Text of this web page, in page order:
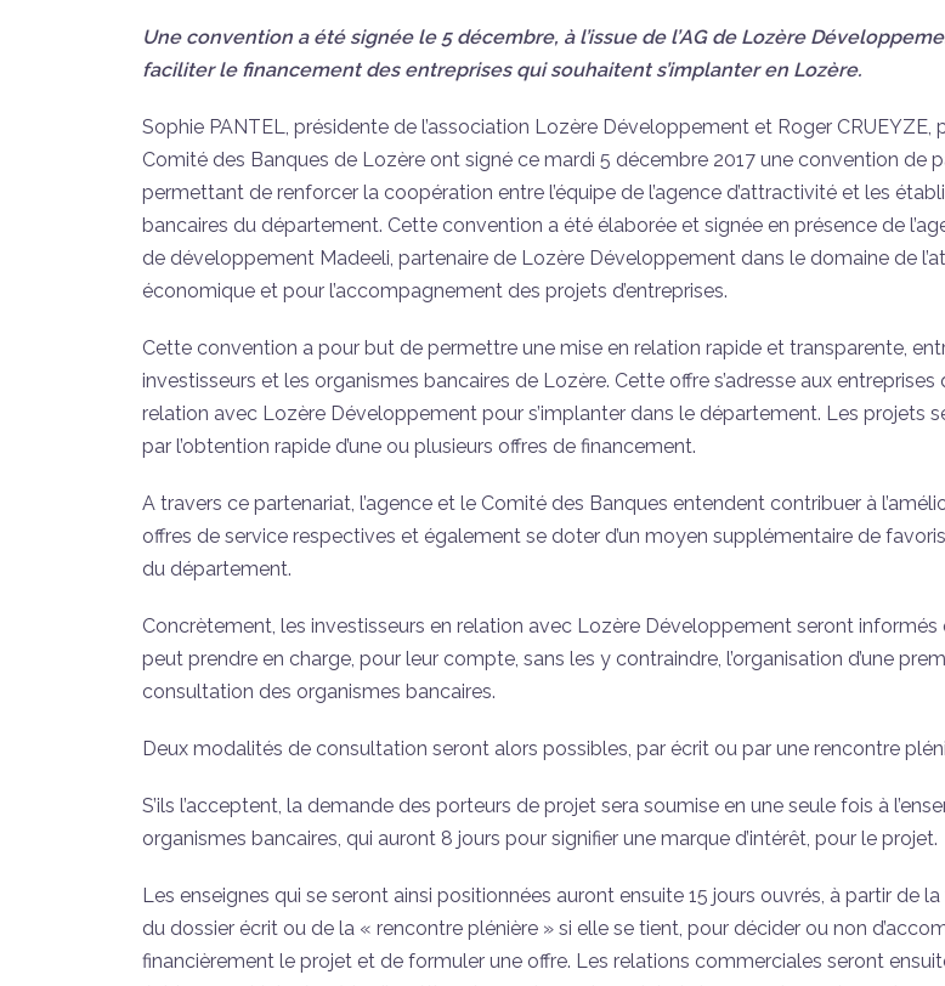
Une convention a été signée le 5 décembre, à l’issue de l’AG de Lozère
faciliter le financement des entreprises qui souhaitent s’implanter en Lozère.
Sophie PANTEL, présidente de l’association Lozère Développement et Roger CRUEYZE,
Comité des Banques de Lozère ont signé ce mardi 5 décembre 2017 une convention de
permettant de renforcer la coopération entre l’équipe de l’agence d’attractivité et les
bancaires du département. Cette convention a été élaborée et signée en présence de
de développement Madeeli, partenaire de Lozère Développement dans le domaine de
économique et pour l’accompagnement des projets d’entreprises.
Cette convention a pour but de permettre une mise en relation rapide et transparente,
investisseurs et les organismes bancaires de Lozère. Cette offre s’adresse aux entreprises
relation avec Lozère Développement pour s’implanter dans le département. Les projets
par l’obtention rapide d’une ou plusieurs offres de financement.
A travers ce partenariat, l’agence et le Comité des Banques entendent contribuer à
offres de service respectives et également se doter d’un moyen supplémentaire de
du département.
Concrètement, les investisseurs en relation avec Lozère Développement seront informés
peut prendre en charge, pour leur compte, sans les y contraindre, l’organisation d’une
consultation des organismes bancaires.
Deux modalités de consultation seront alors possibles, par écrit ou par une rencontre
S’ils l’acceptent, la demande des porteurs de projet sera soumise en une seule fois à
organismes bancaires, qui auront 8 jours pour signifier une marque d’intérêt, pour le projet.
Les enseignes qui se seront ainsi positionnées auront ensuite 15 jours ouvrés, à partir de
du dossier écrit ou de la « rencontre plénière » si elle se tient, pour décider ou non
financièrement le projet et de formuler une offre. Les relations commerciales seront